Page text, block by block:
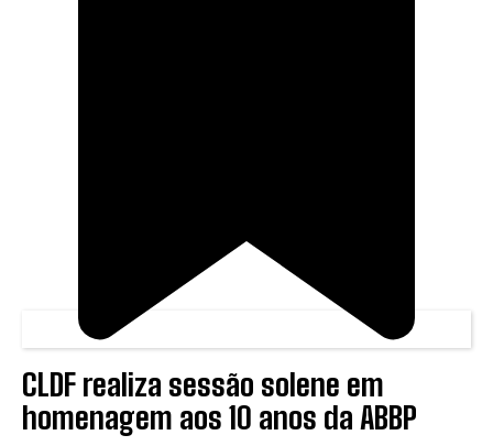
CLDF realiza sessão solene em
homenagem aos 10 anos da ABBP